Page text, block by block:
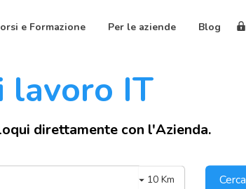
e Formazione Per le aziende Blog
IT
direttamente con l'Azienda.
10 Km
Cerca